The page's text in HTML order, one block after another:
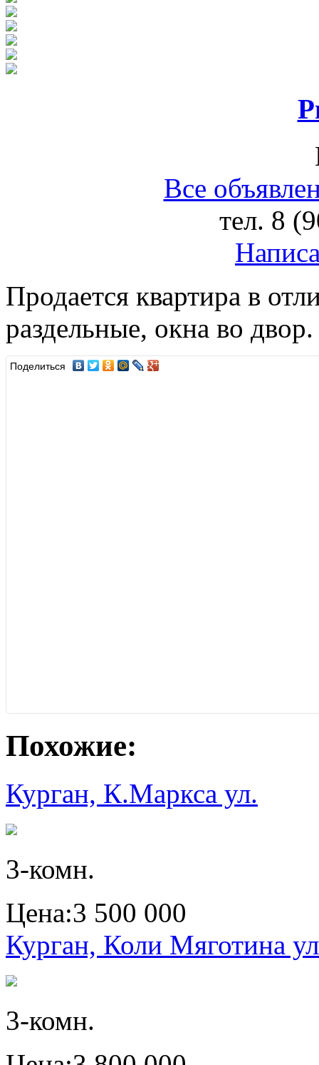
Все
тел. 8
Продается квартира в
раздельные, окна во двор.
Поделиться
Похожие:
Курган, К.Маркса ул.
3-комн.
Цена:3 500 000
Курган, Коли Мяготина
3-комн.